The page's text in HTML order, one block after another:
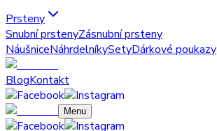
Prsteny
Snubní prstenyZásnubní prsteny
NáušniceNáhrdelníkySetyDárkové poukazy
BlogKontakt
Menu